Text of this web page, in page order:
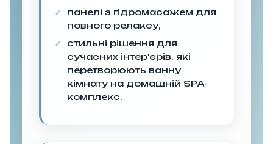
панелі з гідромасажем для
повного релаксу,
стильні рішення для
сучасних інтер'єрів, які
перетворюють ванну
кімнату на домашній SPA-
комплекс.